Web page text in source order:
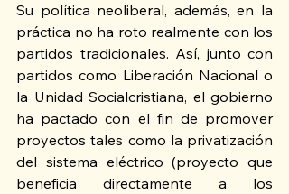
Su política neoliberal, además, en la
práctica no ha roto realmente con los
partidos tradicionales. Así, junto con
partidos como Liberación Nacional o
la Unidad Socialcristiana, el gobierno
ha pactado con el fin de promover
proyectos tales como la privatización
del sistema eléctrico (proyecto que
beneficia directamente a los